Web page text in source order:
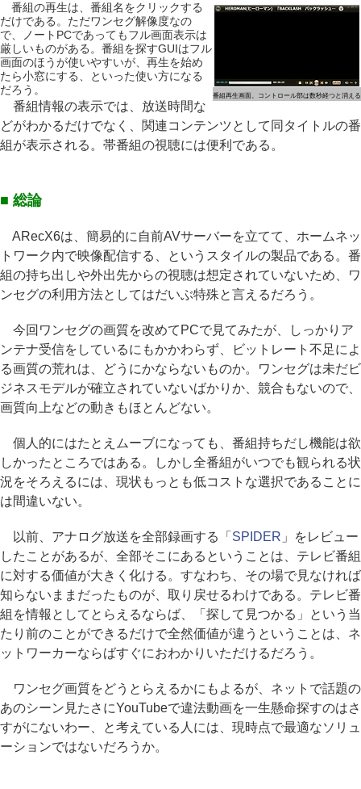
番組再生画面。コントロール部は数秒経つと消える
番組の再生は、番組名をクリックする
だけである。ただワンセグ解像度なの
で、ノートPCであってもフル画面表示は
厳しいものがある。番組を探すGUIはフル
画面のほうが使いやすいが、再生を始め
たら小窓にする、といった使い方になる
だろう。
番組情報の表示では、放送時間な
どがわかるだけでなく、関連コンテンツとして同タイトルの番
組が表示される。帯番組の視聴には便利である。
■ 総論
ARecX6は、簡易的に自前AVサーバーを立てて、ホームネッ
トワーク内で映像配信する、というスタイルの製品である。番
組の持ち出しや外出先からの視聴は想定されていないため、ワ
ンセグの利用方法としてはだいぶ特殊と言えるだろう。
今回ワンセグの画質を改めてPCで見てみたが、しっかりア
ンテナ受信をしているにもかかわらず、ビットレート不足によ
る画質の荒れは、どうにかならないものか。ワンセグは未だビ
ジネスモデルが確立されていないばかりか、競合もないので、
画質向上などの動きもほとんどない。
個人的にはたとえムーブになっても、番組持ちだし機能は欲
しかったところではある。しかし全番組がいつでも観られる状
況をそろえるには、現状もっとも低コストな選択であることに
は間違いない。
以前、アナログ放送を全部録画する「 SPIDER 」をレビュー
したことがあるが、全部そこにあるということは、テレビ番組
に対する価値が大きく化ける。すなわち、その場で見なければ
知らないままだったものが、取り戻せるわけである。テレビ番
組を情報としてとらえるならば、「探して見つかる」という当
たり前のことができるだけで全然価値が違うということは、ネ
ットワーカーならばすぐにおわかりいただけるだろう。
ワンセグ画質をどうとらえるかにもよるが、ネットで話題の
あのシーン見たさにYouTubeで違法動画を一生懸命探すのはさ
すがにないわー、と考えている人には、現時点で最適なソリュ
ーションではないだろうか。